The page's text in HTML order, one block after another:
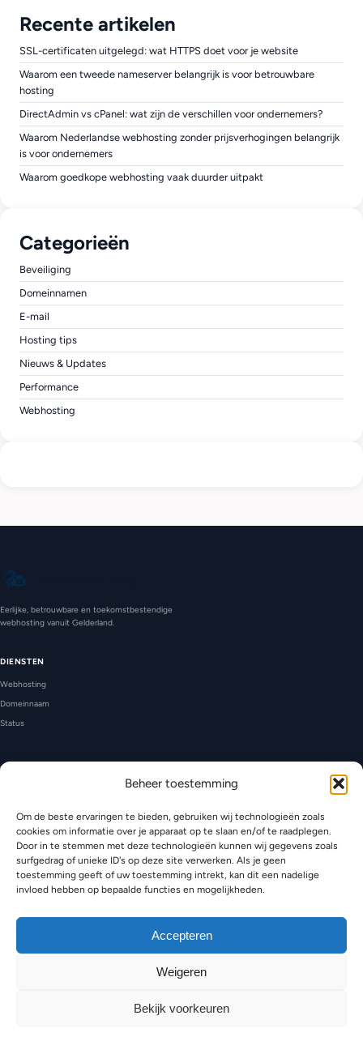
Beheer toestemming
Om de beste ervaringen te bieden, gebruiken wij technologieën zoals
cookies om informatie over je apparaat op te slaan en/of te raadplegen.
Door in te stemmen met deze technologieën kunnen wij gegevens zoals
surfgedrag of unieke ID's op deze site verwerken. Als je geen
toestemming geeft of uw toestemming intrekt, kan dit een nadelige
invloed hebben op bepaalde functies en mogelijkheden.
Accepteren
Weigeren
Bekijk voorkeuren
Recente artikelen
SSL-certificaten uitgelegd: wat HTTPS doet voor je website
Waarom een tweede nameserver belangrijk is voor betrouwbare
hosting
DirectAdmin vs cPanel: wat zijn de verschillen voor ondernemers?
Waarom Nederlandse webhosting zonder prijsverhogingen belangrijk
is voor ondernemers
Waarom goedkope webhosting vaak duurder uitpakt
Categorieën
Beveiliging
Domeinnamen
E-mail
Hosting tips
Nieuws & Updates
Performance
Webhosting
Eerlijke, betrouwbare en toekomstbestendige
webhosting vanuit Gelderland.
DIENSTEN
Webhosting
Domeinnaam
Status
CONTACT
Beneden-Leeuwen, Gelderland
KVK: 99133679
Privacybeleid